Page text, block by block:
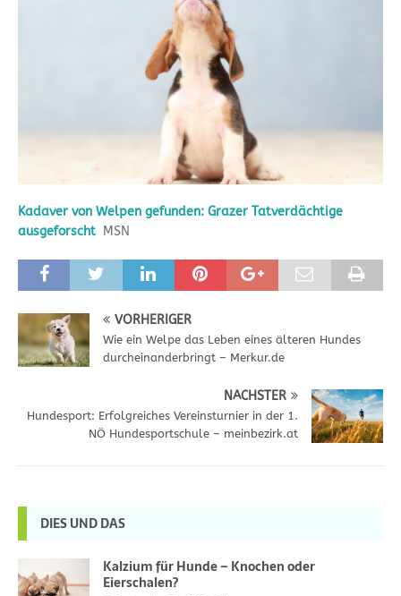
Kadaver von Welpen gefunden: Grazer Tatverdächtige
ausgeforscht MSN
VORHERIGER
Wie ein Welpe das Leben eines älteren Hundes
durcheinanderbringt – Merkur.de
NÄCHSTER
Hundesport: Erfolgreiches Vereinsturnier in der 1.
NÖ Hundesportschule – meinbezirk.at
DIES UND DAS
Kalzium für Hunde – Knochen oder
Eierschalen?